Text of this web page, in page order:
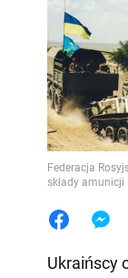
Federacja
składy amunicji
Ukraińscy